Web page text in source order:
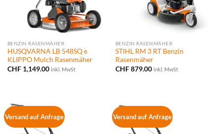
BENZIN RASENMÄHER
HUSQVARNA LB 548SQ e
KLIPPO Mulch Rasenmäher
CHF1,149.00 inkl. MwSt
BENZIN RASENMÄHER
STIHL RM 3 RT Benzin
Rasenmäher
CHF879.00 inkl. MwSt
Versand auf Anfrage Versand auf Anfrage